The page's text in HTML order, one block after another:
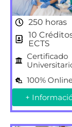
250 horas
10
ECTS
Certificado
100%
+